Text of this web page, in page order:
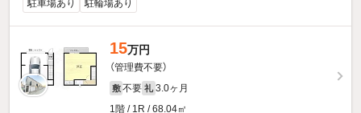
駐車場あり 駐輪場あり
15万円
（管理費不要）
敷 不要 礼 3.0ヶ月
1階 / 1R / 68.04㎡